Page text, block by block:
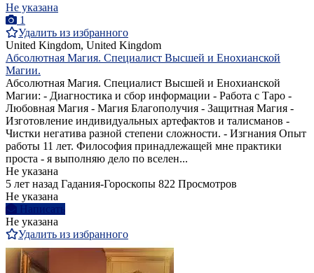
Не указана
1
Удалить из избранного
United Kingdom, United Kingdom
Абсолютная Магия. Специалист Высшей и Енохианской
Магии.
Абсолютная Магия. Специалист Высшей и Енохианской
Магии: - Диагностика и сбор информации - Работа с Таро -
Любовная Магия - Магия Благополучия - Защитная Магия -
Изготовление индивидуальных артефактов и талисманов -
Чистки негатива разной степени сложности. - Изгнания Опыт
работы 11 лет. Философия принадлежащей мне практики
проста - я выполняю дело по вселен...
Не указана
5 лет назад Гадания-Гороскопы 822 Просмотров
Не указана
Написать
Не указана
Удалить из избранного